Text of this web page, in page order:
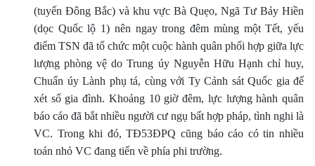
(tuyến Ðông Bắc) và khu vực Bà Quẹo, Ngã Tư Bảy Hiền
(dọc Quốc lộ 1) nên ngay trong đêm mùng một Tết, yếu
điểm TSN đã tổ chức một cuộc hành quân phối hợp giữa lực
lượng phòng vệ do Trung úy Nguyễn Hữu Hạnh chỉ huy,
Chuẩn úy Lành phụ tá, cùng với Ty Cảnh sát Quốc gia để
xét sổ gia đình. Khoảng 10 giờ đêm, lực lượng hành quân
báo cáo đã bắt nhiều người cư ngụ bất hợp pháp, tình nghi là
VC. Trong khi đó, TÐ53ÐPQ cũng báo cáo có tin nhiều
toán nhỏ VC đang tiến về phía phi trường.